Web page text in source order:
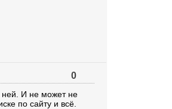
0
ней. И не может не
по сайту и всё.